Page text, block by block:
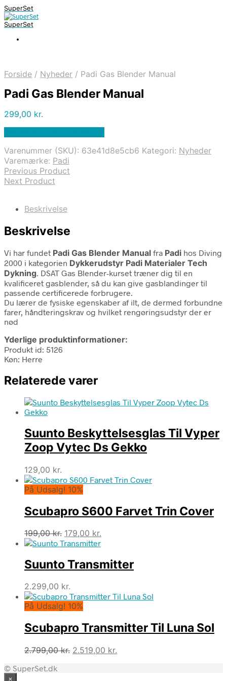
SuperSet
SuperSet
Forside / Nyheder / Padi Gas Blender Manual
Padi Gas Blender Manual
299,00 kr.
Varenummer (SKU): 63e41d8e5cb6 Kategori: Nyheder
Varemærke: Padi
Previous Product
Next Product
Beskrivelse
Beskrivelse
Vi har fundet Padi Gas Blender Manual fra Padi hos Diving
2000 i kategorien Dykkerudstyr Padi Materialer Tech
Dykning. DSAT Gas Blender-kurset træner dig til en
kvalificeret gasblender, så du kan give gasblandinger til
passende certificerede forbrugere.
Du lærer de fysiske egenskaber af ilt, de dermed forbundne
farer, håndteringskrav og hvilket rengøringsudstyr der er
nød
Yderlige produktinformationer:
Produkt id: 5126
Køn: Herre
Relaterede varer
Suunto Beskyttelsesglas Til Vyper
Zoop Vytec Ds Gekko
129,00 kr.
På Udsalg! 10%
Scubapro S600 Farvet Trin Cover
199,00kr. Den
oprindelige
var:
199,00 kr..
179,00 kr.
er:
179,00 kr..
Suunto Transmitter
2.299,00 kr.
På Udsalg! 10%
Scubapro Transmitter Til Luna Sol
2.799,00kr. Den
2.519,00 kr.
© SuperSet.dk
×